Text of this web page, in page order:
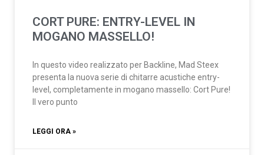
CORT PURE: ENTRY-LEVEL IN
MOGANO MASSELLO!
In questo video realizzato per Backline, Mad Steex
presenta la nuova serie di chitarre acustiche entry-
level, completamente in mogano massello: Cort Pure!
Il vero punto
LEGGI ORA »